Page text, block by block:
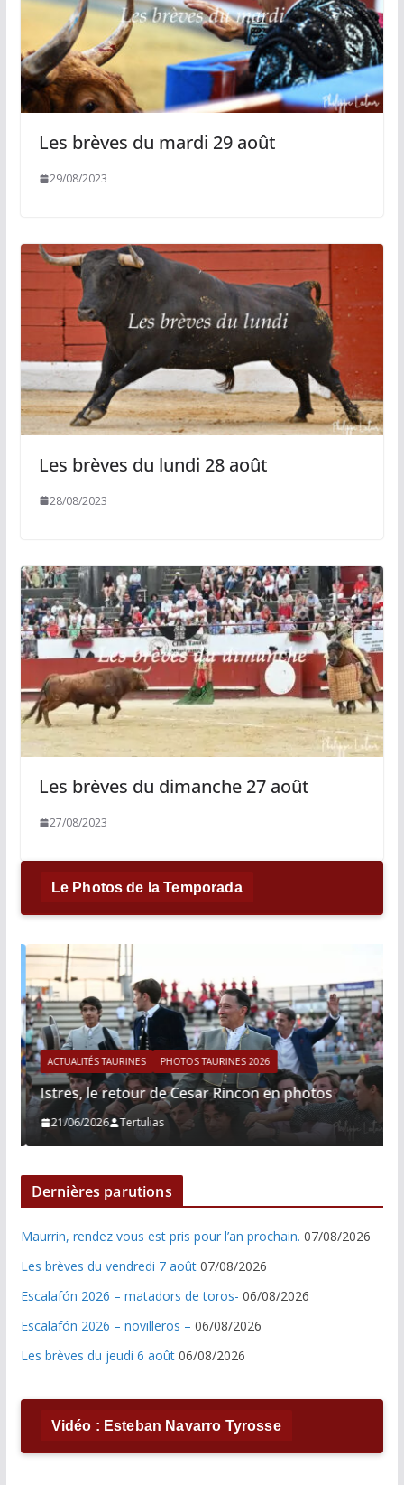
Les brèves du mardi 29 août
29/08/2023
Les brèves du lundi 28 août
28/08/2023
Les brèves du dimanche 27 août
27/08/2023
Le Photos de la Temporada
ACTUALITÉS TAURINES PHOTOS TAURINES 2026
Istres, le retour de Cesar Rincon en photos
21/06/2026 Tertulias
Dernières parutions
Maurrin, rendez vous est pris pour l’an prochain. 07/08/2026
Les brèves du vendredi 7 août 07/08/2026
Escalafón 2026 – matadors de toros- 06/08/2026
Escalafón 2026 – novilleros – 06/08/2026
Les brèves du jeudi 6 août 06/08/2026
Vidéo : Esteban Navarro Tyrosse